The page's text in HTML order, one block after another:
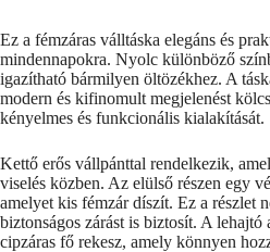
Ez a fémzáras válltáska elegáns és
mindennapokra. Nyolc különböző
igazítható bármilyen öltözékhez. A
modern és kifinomult megjelenést
kényelmes és funkcionális kialakítását.
Kettő erős vállpánttal rendelkezik,
viselés közben. Az elülső részen egy
amelyet kis fémzár díszít. Ez a részlet
biztonságos zárást is biztosít. A lehajtó
cipzáras fő rekesz, amely könnyen